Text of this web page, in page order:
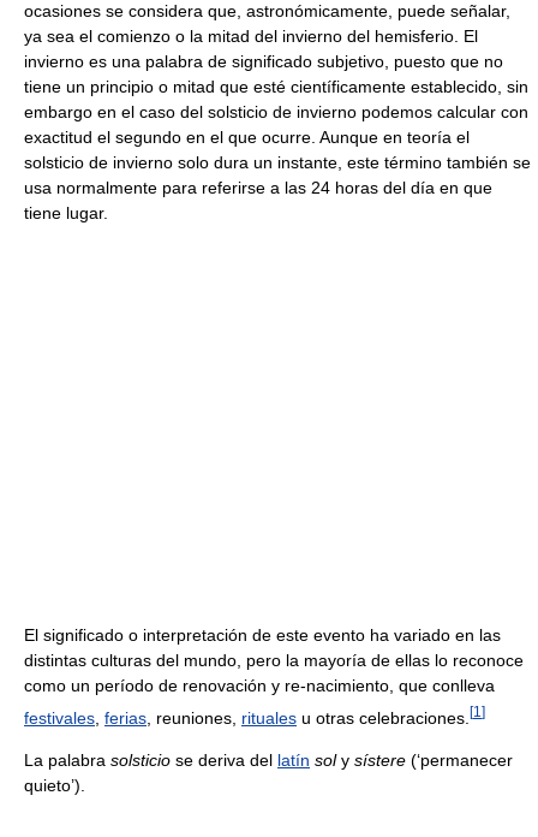
ocasiones se considera que, astronómicamente, puede señalar,
ya sea el comienzo o la mitad del invierno del hemisferio. El
invierno es una palabra de significado subjetivo, puesto que no
tiene un principio o mitad que esté científicamente establecido, sin
embargo en el caso del solsticio de invierno podemos calcular con
exactitud el segundo en el que ocurre. Aunque en teoría el
solsticio de invierno solo dura un instante, este término también se
usa normalmente para referirse a las 24 horas del día en que
tiene lugar.
El significado o interpretación de este evento ha variado en las
distintas culturas del mundo, pero la mayoría de ellas lo reconoce
como un período de renovación y re-nacimiento, que conlleva
festivales ferias , reuniones, rituales u otras celebraciones. [1 ]
La palabra solsticio se deriva del latín soly sístere (‘permanecer
quieto’).